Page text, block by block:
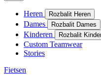
Heren Rozbalit Heren
Dames Rozbalit Dames
Kinderen Rozbalit
Custom Teamwear
Stories
Fietsen